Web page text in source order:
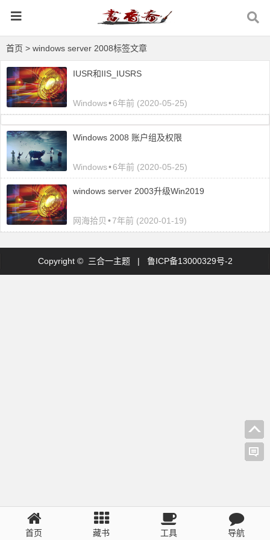
首页 > windows server 2008标签文章
IUSR和IIS_IUSRS
Windows•6年前 (2020-05-25)
Windows 2008 账户组及权限
Windows•6年前 (2020-05-25)
windows server 2003升级Win2019
网海拾贝 •7年前 (2020-01-19)
Copyright © 三合一主题 | 鲁ICP备13000329号-2
首页 藏书 工具 导航